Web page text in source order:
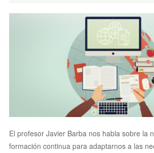
El profesor Javier Barba nos habla sobre la
formación continua para adaptarnos a las